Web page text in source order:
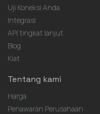
Uji Koneksi Anda
Integrasi
API tingkat lanjut
Blog
Kiat
Tentang kami
Harga
Penawaran Perusahaan